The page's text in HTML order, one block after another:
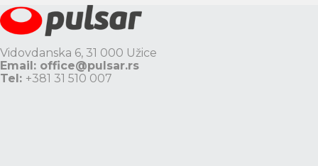
Vidovdanska 6, 31 000 Užice
Email: office@pulsar.rs
Tel: +381 31 510 007